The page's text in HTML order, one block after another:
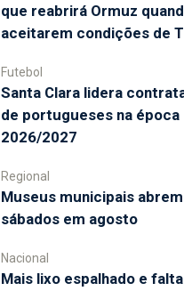
que reabrirá Ormuz
aceitarem condições de
Futebol
Santa Clara lidera
de portugueses na época
2026/2027
Regional
Museus municipais
sábados em agosto
Nacional
Mais lixo espalhado e